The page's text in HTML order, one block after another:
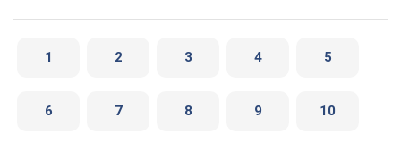
1 2 3 4 5
6 7 8 9 10